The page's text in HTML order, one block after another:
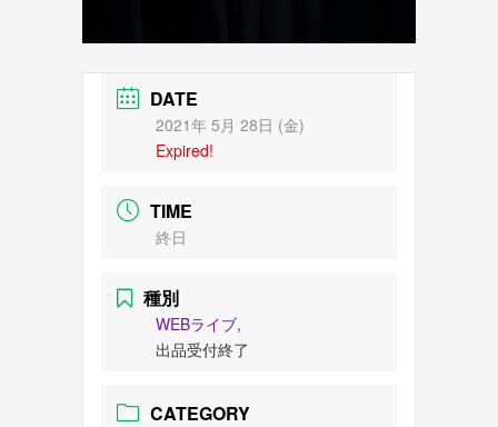
DATE
2021年 5月 28日 (金)
Expired!
TIME
終日
種別
WEBライブ,
出品受付終了
CATEGORY